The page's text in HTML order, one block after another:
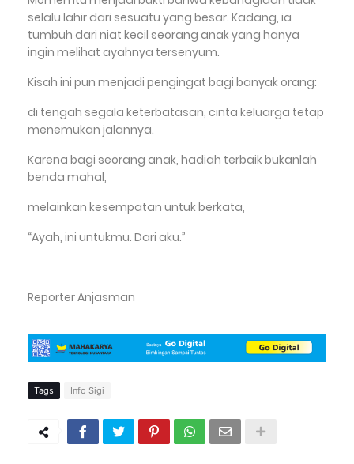
selalu lahir dari sesuatu yang besar. Kadang, ia
tumbuh dari niat kecil seorang anak yang hanya
ingin melihat ayahnya tersenyum.
Kisah ini pun menjadi pengingat bagi banyak orang:
di tengah segala keterbatasan, cinta keluarga tetap
menemukan jalannya.
Karena bagi seorang anak, hadiah terbaik bukanlah
benda mahal,
melainkan kesempatan untuk berkata,
“Ayah, ini untukmu. Dari aku.”
Reporter Anjasman
Tags Info Sigi